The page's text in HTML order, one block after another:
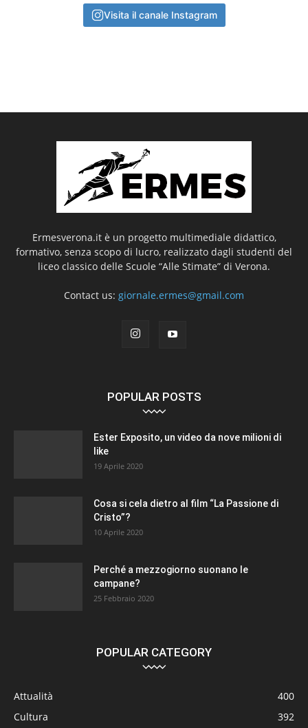
Visita il canale Instagram
Ermesverona.it è un progetto multimediale didattico,
formativo, senza scopo di lucro, realizzato dagli studenti del
liceo classico delle Scuole “Alle Stimate” di Verona.
Contact us: giornale.ermes@gmail.com
POPULAR POSTS
Ester Exposito, un video da nove milioni di
like
19 Aprile 2020
Cosa si cela dietro al film “La Passione di
Cristo”?
10 Aprile 2020
Perché a mezzogiorno suonano le
campane?
25 Febbraio 2020
POPULAR CATEGORY
Attualità
400
Cultura
392